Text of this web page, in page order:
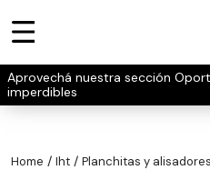
Aprovechá nuestra sección
imperdibles
iht planchitas y alisadores